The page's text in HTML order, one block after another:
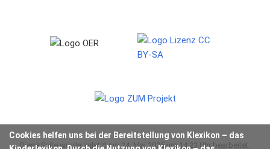
Cookies helfen uns bei der Bereitstellung von Klexikon – das
Diese Seite wurde zuletzt am 24. Mai 2025 um 14:23 Uhr bearbeitet.